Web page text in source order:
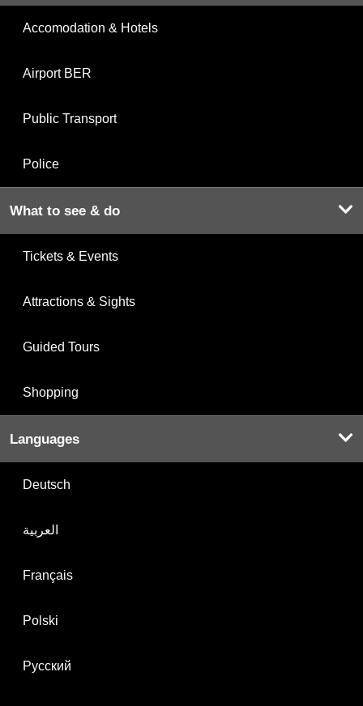
Accomodation & Hotels
Airport BER
Public Transport
Police
What to see & do
Tickets & Events
Attractions & Sights
Guided Tours
Shopping
Languages
Deutsch
العربية
Français
Polski
Русский